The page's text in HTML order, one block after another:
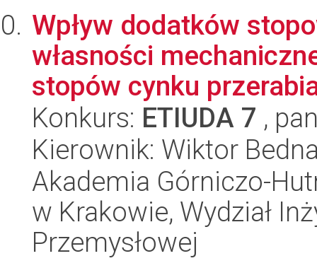
Wpływ dodatków
własności
stopów cynku
Konkurs: ETIUDA 7 ,
Kierownik: Wiktor
Akademia Górniczo-
w Krakowie, Wydział
Przemysłowej